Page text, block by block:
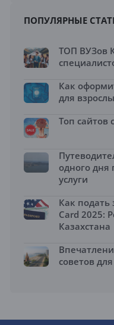
ПОПУЛЯРНЫЕ
ТОП ВУЗов
Как
для
Топ сайтов
одного
услуги
Как подать
Card 2025:
Казахстана
советов